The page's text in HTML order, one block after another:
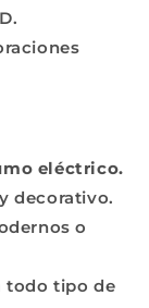
eléctrico.
decorativo.
o
todo tipo de